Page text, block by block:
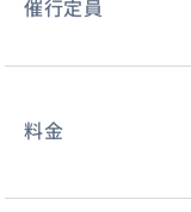
点から、もしくは現地
【コース】
B. 午後コース
催行定員
料金